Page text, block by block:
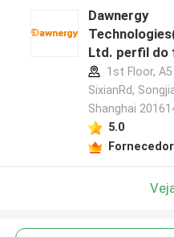
Dawnergy
Ltd. perfil do
1st Floor, A5
SixianRd,
Shanghai
5.0